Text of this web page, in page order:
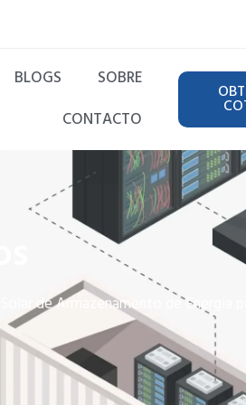
BLOGS
SOBRE
CONTACTO
de Armazenamento de Energia